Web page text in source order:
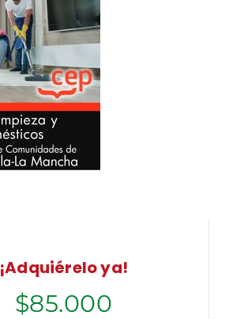
¡Adquiérelo ya!
$85.000